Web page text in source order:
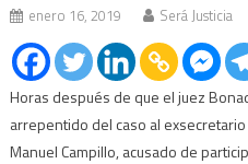
enero 16, 2019 Será Justicia
Horas después de que el juez
arrepentido del caso al exsecretario
Manuel Campillo, acusado de